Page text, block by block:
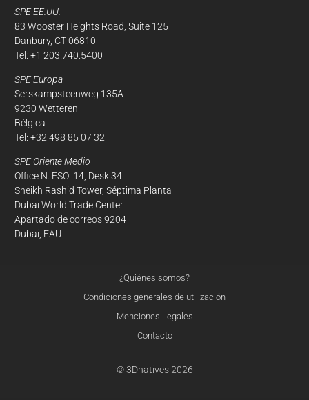
SPE EE.UU.
83 Wooster Heights Road, Suite 125
Danbury, CT 06810
Tel: +1 203.740.5400
SPE Europa
Serskampsteenweg 135A
9230 Wetteren
Bélgica
Tel: +32 498 85 07 32
SPE Oriente Medio
Office N. ESO: 14, Desk 34
Sheikh Rashid Tower, Séptima Planta
Dubai World Trade Center
Apartado de correos 9204
Dubai, EAU
¿Quiénes somos?
Condiciones generales de utilización
Menciones Legales
Contacto
© 3Dnatives 2026